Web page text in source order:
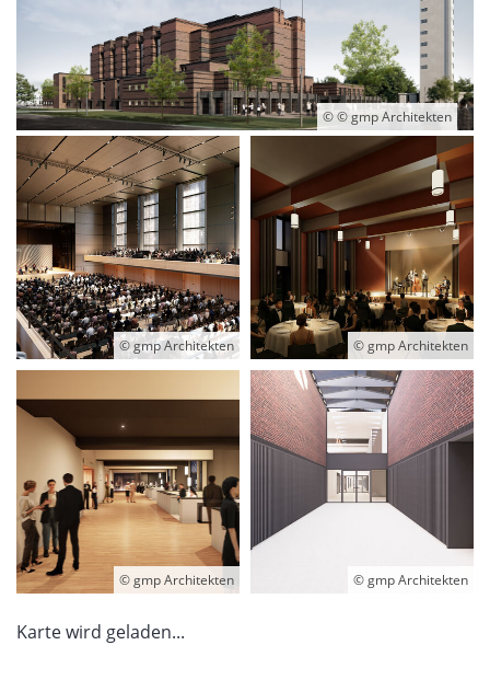
© © gmp Architekten
© gmp Architekten © gmp Architekten
© gmp Architekten © gmp Architekten
Karte wird geladen...